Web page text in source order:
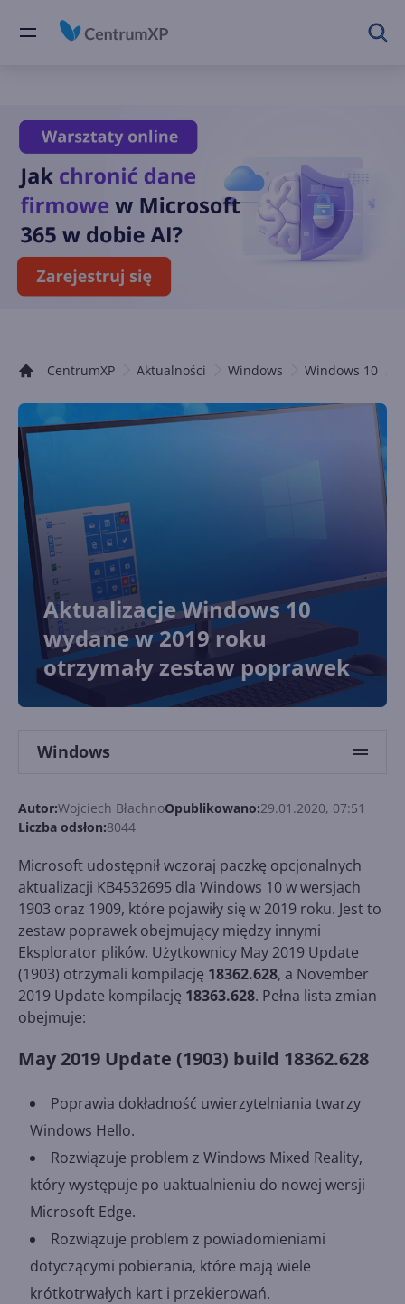
CentrumXP Aktualności Windows Windows 10
Aktualizacje Windows 10
wydane w 2019 roku
otrzymały zestaw poprawek
Windows
Autor:Wojciech BłachnoOpublikowano:29.01.2020, 07:51
Liczba odsłon:8044
Microsoft udostępnił wczoraj paczkę opcjonalnych
aktualizacji KB4532695 dla Windows 10 w wersjach
1903 oraz 1909, które pojawiły się w 2019 roku. Jest to
zestaw poprawek obejmujący między innymi
Eksplorator plików. Użytkownicy May 2019 Update
(1903) otrzymali kompilację 18362.628, a November
2019 Update kompilację 18363.628. Pełna lista zmian
obejmuje:
May 2019 Update (1903) build 18362.628
Poprawia dokładność uwierzytelniania twarzy
Windows Hello.
Rozwiązuje problem z Windows Mixed Reality,
który występuje po uaktualnieniu do nowej wersji
Microsoft Edge.
Rozwiązuje problem z powiadomieniami
dotyczącymi pobierania, które mają wiele
krótkotrwałych kart i przekierowań.